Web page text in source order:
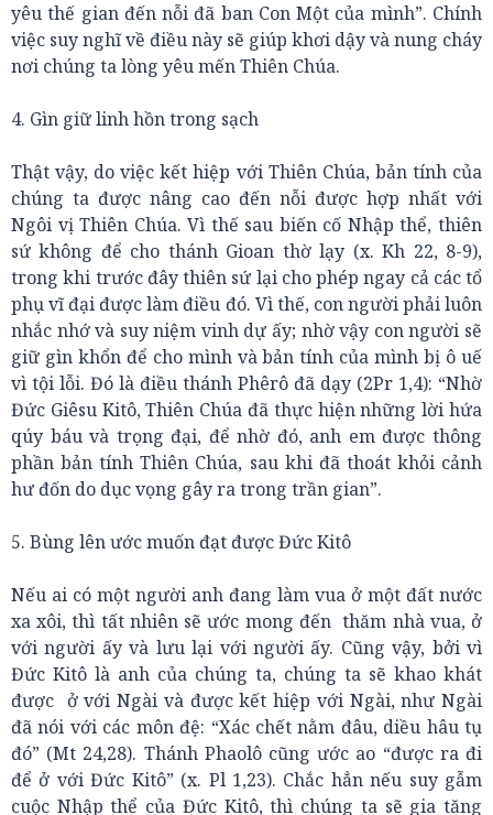
yêu thế gian đến nỗi đã ban Con Một của mình”. Chính
việc suy nghĩ về điều này sẽ giúp khơi dậy và nung cháy
nơi chúng ta lòng yêu mến Thiên Chúa.
4. Gìn giữ linh hồn trong sạch
Thật vậy, do việc kết hiệp với Thiên Chúa, bản tính của
chúng ta được nâng cao đến nỗi được hợp nhất với
Ngôi vị Thiên Chúa. Vì thế sau biến cố Nhập thể, thiên
sứ không để cho thánh Gioan thờ lạy (x. Kh 22, 8-9),
trong khi trước đây thiên sứ lại cho phép ngay cả các tổ
phụ vĩ đại được làm điều đó. Vì thế, con người phải luôn
nhắc nhớ và suy niệm vinh dự ấy; nhờ vậy con người sẽ
giữ gìn khổn để cho mình và bản tính của mình bị ô uế
vì tội lỗi. Đó là điều thánh Phêrô đã dạy (2Pr 1,4): “Nhờ
Đức Giêsu Kitô, Thiên Chúa đã thực hiện những lời hứa
qúy báu và trọng đại, để nhờ đó, anh em được thông
phần bản tính Thiên Chúa, sau khi đã thoát khỏi cảnh
hư đốn do dục vọng gây ra trong trần gian”.
5. Bùng lên ước muốn đạt được Đức Kitô
Nếu ai có một người anh đang làm vua ở một đất nước
xa xôi, thì tất nhiên sẽ ước mong đến thăm nhà vua, ở
với người ấy và lưu lại với người ấy. Cũng vậy, bởi vì
Đức Kitô là anh của chúng ta, chúng ta sẽ khao khát
được ở với Ngài và được kết hiệp với Ngài, như Ngài
đã nói với các môn đệ: “Xác chết nằm đâu, diều hâu tụ
đó” (Mt 24,28). Thánh Phaolô cũng ước ao “được ra đi
để ở với Đức Kitô” (x. Pl 1,23). Chắc hẳn nếu suy gẫm
cuộc Nhập thể của Đức Kitô, thì chúng ta sẽ gia tăng